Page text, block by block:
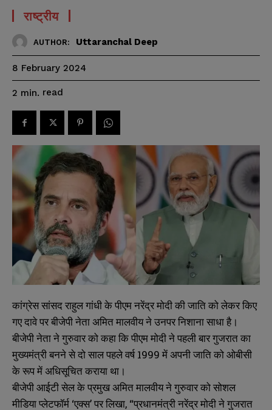
राष्ट्रीय
AUTHOR: Uttaranchal Deep
8 February 2024
2 min. read
कांग्रेस सांसद राहुल गांधी के पीएम नरेंद्र मोदी की जाति को लेकर किए
गए दावे पर बीजेपी नेता अमित मालवीय ने उनपर निशाना साधा है।
बीजेपी नेता ने गुरुवार को कहा कि पीएम मोदी ने पहली बार गुजरात का
मुख्यमंत्री बनने से दो साल पहले वर्ष 1999 में अपनी जाति को ओबीसी
के रूप में अधिसूचित कराया था।
बीजेपी आईटी सेल के प्रमुख अमित मालवीय ने गुरुवार को सोशल
मीडिया प्लेटफॉर्म ‘एक्स’ पर लिखा, “प्रधानमंत्री नरेंद्र मोदी ने गुजरात